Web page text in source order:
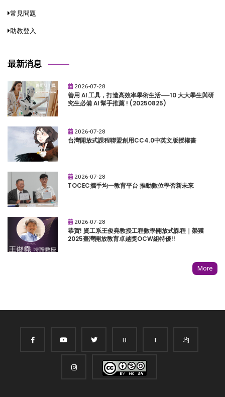
常見問題
助教登入
最新消息
2026-07-28
善用 AI 工具，打造高效率學術生活──10 大大學生與研
究生必備 AI 幫手推薦 ! (20250825)
2026-07-28
台灣開放式課程聯盟創用CC4.0中英文版授權書
2026-07-28
TOCEC攜手均一教育平台 推動數位學習新未來
2026-07-28
恭賀! 資工系王俊堯教授工程數學開放式課程｜榮獲
2025臺灣開放教育卓越獎OCW組特優!!
More
B T 均